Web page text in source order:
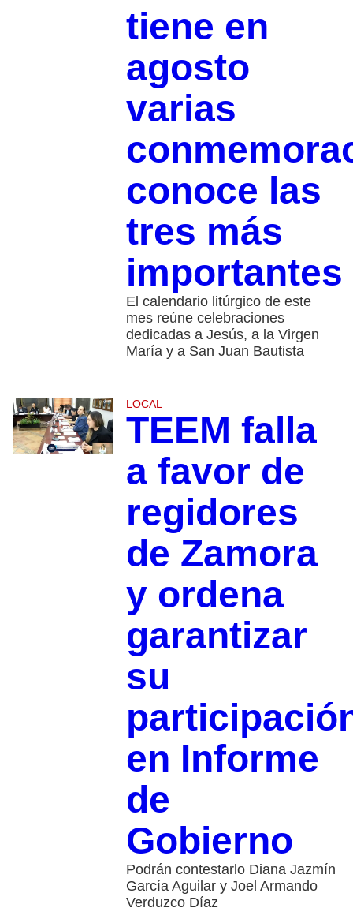
tiene en
agosto
varias
conoce las
tres más
importantes
El calendario litúrgico de este
mes reúne celebraciones
dedicadas a Jesús, a la Virgen
María y a San Juan Bautista
LOCAL
TEEM falla
a favor de
regidores
de Zamora
y ordena
garantizar
su
en Informe
de
Gobierno
Podrán contestarlo Diana Jazmín
García Aguilar y Joel Armando
Verduzco Díaz